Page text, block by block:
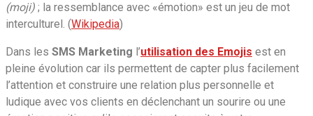
(moji) ; la ressemblance avec «émotion» est un jeu de mot
interculturel. (Wikipedia)
Dans les SMS Marketing l’utilisation des Emojis est en
pleine évolution car ils permettent de capter plus facilement
l’attention et construire une relation plus personnelle et
ludique avec vos clients en déclenchant un sourire ou une